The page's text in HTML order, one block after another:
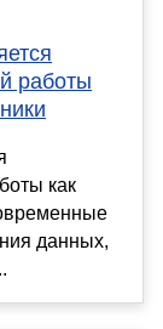
работы
как
данных,